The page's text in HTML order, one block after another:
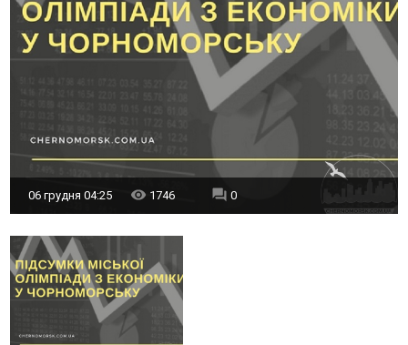
06 грудня 04:25 1746 0